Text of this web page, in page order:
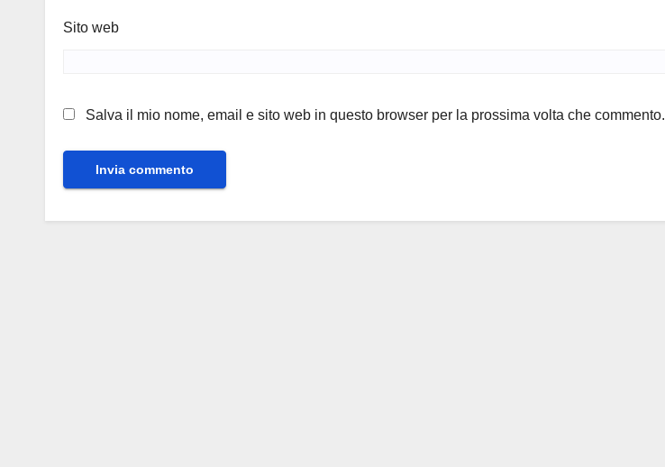
Sito web
Salva il mio nome, email e sito web in questo browser per la prossima volta che commento.